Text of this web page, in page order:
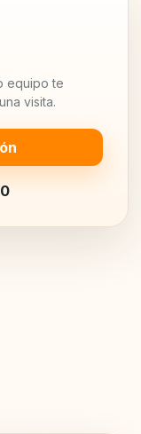
equipo te
visita.